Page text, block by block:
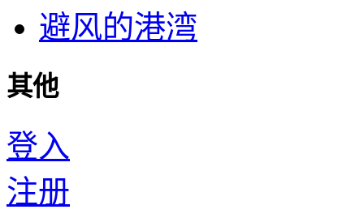
避风的港湾
其他
登入
注册